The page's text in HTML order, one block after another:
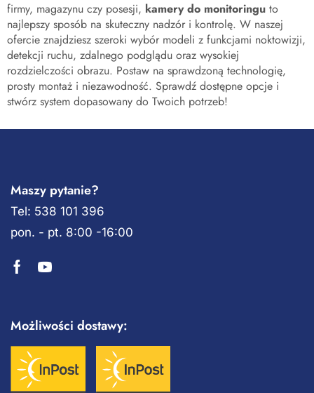
firmy, magazynu czy posesji, kamery do monitoringu to
najlepszy sposób na skuteczny nadzór i kontrolę. W naszej
ofercie znajdziesz szeroki wybór modeli z funkcjami noktowizji,
detekcji ruchu, zdalnego podglądu oraz wysokiej
rozdzielczości obrazu. Postaw na sprawdzoną technologię,
prosty montaż i niezawodność. Sprawdź dostępne opcje i
stwórz system dopasowany do Twoich potrzeb!
Maszy pytanie?
Tel: 538 101 396
pon. - pt. 8:00 -16:00
Możliwości dostawy: